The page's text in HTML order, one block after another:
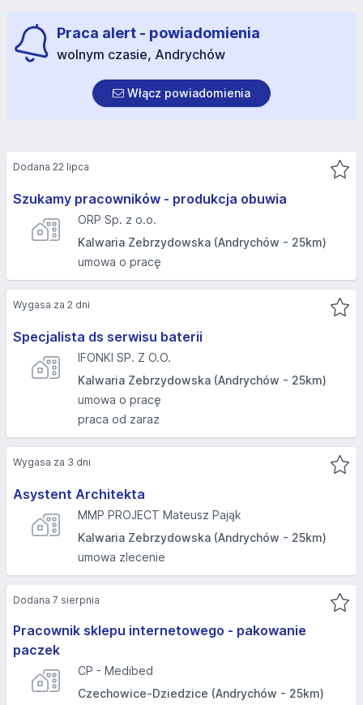
Praca alert - powiadomienia
wolnym czasie, Andrychów
Włącz powiadomienia
Szukamy pracowników - produkcja obuwia
ORP Sp. z o.o.
Kalwaria Zebrzydowska (Andrychów - 25km)
umowa o pracę
Dodana 22 lipca
Specjalista ds serwisu baterii
IFONKI SP. Z O.O.
Kalwaria Zebrzydowska (Andrychów - 25km)
umowa o pracę
praca od zaraz
Wygasa za 2 dni
Asystent Architekta
MMP PROJECT Mateusz Pająk
Kalwaria Zebrzydowska (Andrychów - 25km)
umowa zlecenie
Wygasa za 3 dni
Pracownik sklepu internetowego - pakowanie
paczek
CP - Medibed
Czechowice-Dziedzice (Andrychów - 25km)
Dodana 7 sierpnia